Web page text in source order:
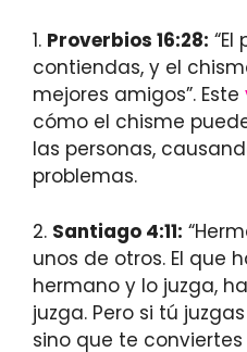
1. Proverbios 16:28:
contiendas, y el
mejores amigos”. Este
cómo el chisme
las personas,
problemas.
2. Santiago 4:11:
unos de otros. El que
hermano y lo juzga,
juzga. Pero si tú
sino que te conviertes